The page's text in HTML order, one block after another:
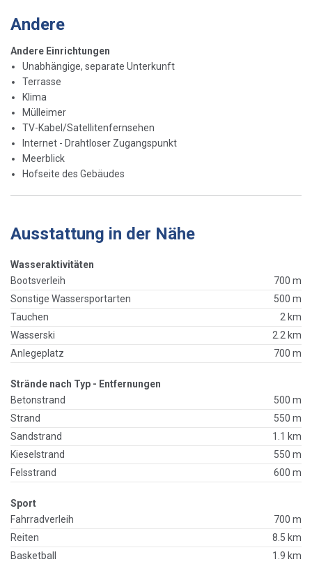
Andere
Andere Einrichtungen
Unabhängige, separate Unterkunft
Terrasse
Klima
Mülleimer
TV-Kabel/Satellitenfernsehen
Internet - Drahtloser Zugangspunkt
Meerblick
Hofseite des Gebäudes
Ausstattung in der Nähe
Wasseraktivitäten
Bootsverleih
700 m
Sonstige Wassersportarten
500 m
Tauchen
2 km
Wasserski
2.2 km
Anlegeplatz
700 m
Strände nach Typ - Entfernungen
Betonstrand
500 m
Strand
550 m
Sandstrand
1.1 km
Kieselstrand
550 m
Felsstrand
600 m
Sport
Fahrradverleih
700 m
Reiten
8.5 km
Basketball
1.9 km